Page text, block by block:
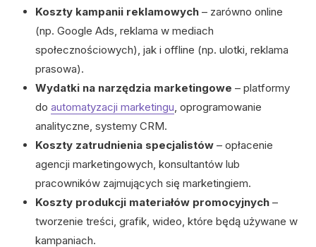
Koszty kampanii reklamowych – zarówno online
(np. Google Ads, reklama w mediach
społecznościowych), jak i offline (np. ulotki, reklama
prasowa).
Wydatki na narzędzia marketingowe – platformy
do automatyzacji marketingu, oprogramowanie
analityczne, systemy CRM.
Koszty zatrudnienia specjalistów – opłacenie
agencji marketingowych, konsultantów lub
pracowników zajmujących się marketingiem.
Koszty produkcji materiałów promocyjnych –
tworzenie treści, grafik, wideo, które będą używane w
kampaniach.